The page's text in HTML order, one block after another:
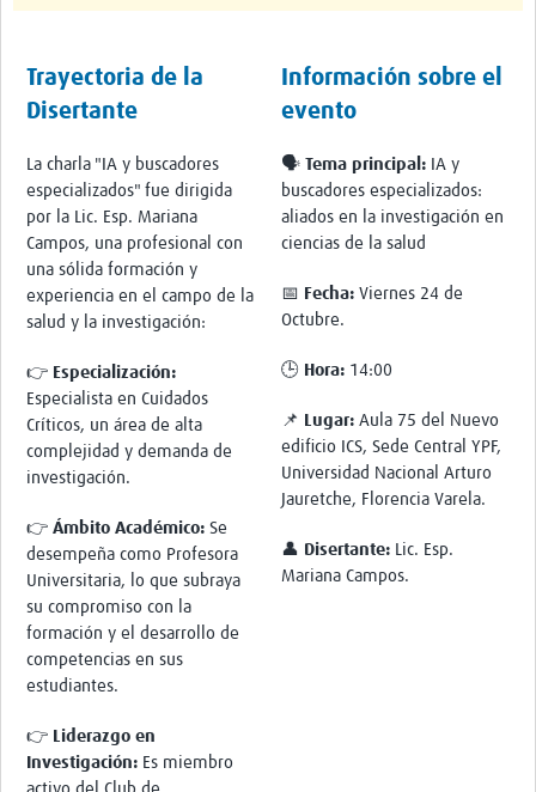
Desarrollo profesional
Pathfinder Argentina
Pathfinders Brasil
Pathfinder Colombia
Pathfinder Honduras
Pathfinder Perú
Pathfinder Republica Dominicana
Mapa Interactivo
LAC Foro
Impacto
Trayectoria de la
Disertante
La charla "IA y buscadores
especializados" fue dirigida
por la Lic. Esp. Mariana
Campos, una profesional con
una sólida formación y
experiencia en el campo de la
salud y la investigación:
👉 Especialización:
Especialista en Cuidados
Críticos, un área de alta
complejidad y demanda de
investigación.
👉 Ámbito Académico:Se
desempeña como Profesora
Universitaria, lo que subraya
su compromiso con la
formación y el desarrollo de
competencias en sus
estudiantes.
👉 Liderazgo en
Investigación:Es miembro
Información sobre el
evento
🗣️ Tema principal: IA y
buscadores especializados:
aliados en la investigación en
ciencias de la salud
📅 Fecha: Viernes 24 de
Octubre.
🕒 Hora: 14:00
📌 Lugar: Aula 75 del Nuevo
edificio ICS, Sede Central YPF,
Universidad Nacional Arturo
Jauretche, Florencia Varela.
👤 Disertante: Lic. Esp.
Mariana Campos.